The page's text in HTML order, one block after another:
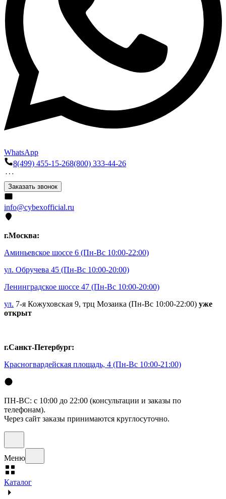
WhatsApp
8(499) 455-15-268(800) 333-44-26
Заказать звонок
info@cybexofficial.ru
г.Москва:
Аминьевское шоссе 6 (Пн-Вс 10:00-22:00)
ул. Обручева 45 (Пн-Вс 10:00-20:00)
Ленинградское шоссе 47 (Пн-Вс 10:00-20:00)
ул. 7-я Кожуховская 9, трц Мозаика (Пн-Вс 10:00-22:00) уже
открыт
г.Санкт-Петербург:
Красногвардейская площадь, 4 (Пн-Вс 10:00-21:00)
ПН-ВС: с 10:00 до 22:00 (консультации и заказы по
телефонам).
Через сайт заказы принимаются круглосуточно.
Меню
Каталог